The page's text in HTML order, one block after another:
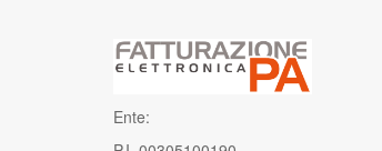
Ente: